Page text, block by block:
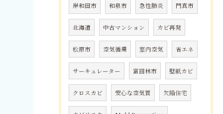
岸和田市 和泉市 急性肺炎 門真市
北海道 中古マンション カビ再発
松原市 空気循環 室内空気 省エネ
サーキュレーター 富田林市 壁紙カビ
クロスカビ 安心な空気質 欠陥住宅